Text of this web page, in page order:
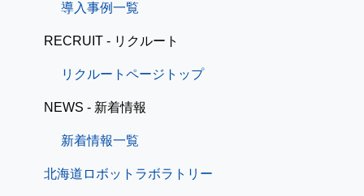
導入事例一覧
RECRUIT - リクルート
リクルートページトップ
NEWS - 新着情報
新着情報一覧
北海道ロボットラボラトリー